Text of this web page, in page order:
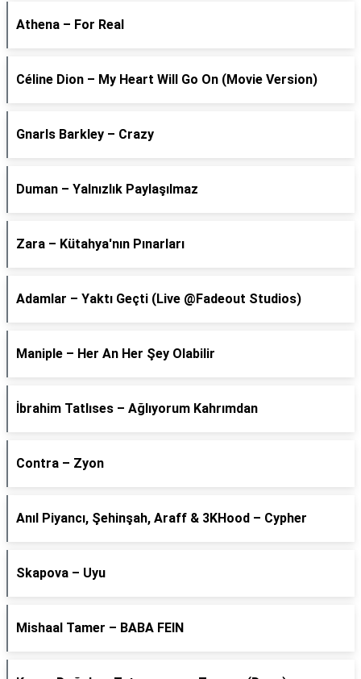
Athena – For Real
Céline Dion – My Heart Will Go On (Movie Version)
Gnarls Barkley – Crazy
Duman – Yalnızlık Paylaşılmaz
Zara – Kütahya'nın Pınarları
Adamlar – Yaktı Geçti (Live @Fadeout Studios)
Maniple – Her An Her Şey Olabilir
İbrahim Tatlıses – Ağlıyorum Kahrımdan
Contra – Zyon
Anıl Piyancı, Şehinşah, Araff & 3KHood – Cypher
Skapova – Uyu
Mishaal Tamer – BABA FEIN